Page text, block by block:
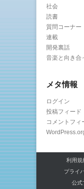
社会
読書
質問コーナー
連載
開発裏話
音楽と向き合
メタ情報
ログイン
投稿フィード
コメントフィ
利用規
プライ
公式